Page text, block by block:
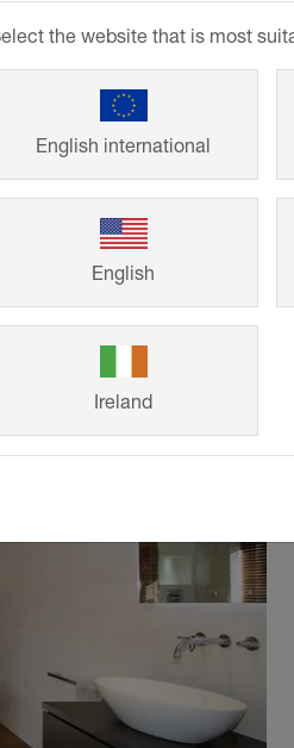
dai bordi esterni,
a pavimento e uno o
the website that is most
English international
English
Ireland